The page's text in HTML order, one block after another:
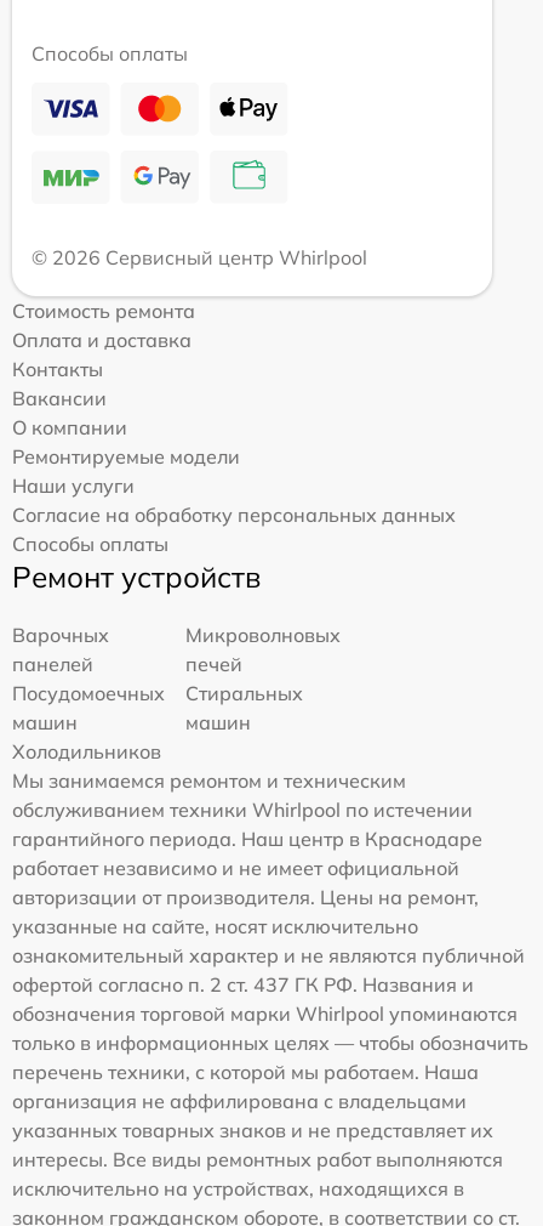
Способы оплаты
© 2026 Сервисный центр Whirlpool
Стоимость ремонта
Оплата и доставка
Контакты
Вакансии
О компании
Ремонтируемые модели
Наши услуги
Согласие на обработку персональных данных
Способы оплаты
Ремонт устройств
Варочных
панелей
Микроволновых
печей
Посудомоечных
машин
Стиральных
машин
Холодильников
Мы занимаемся ремонтом и техническим
обслуживанием техники Whirlpool по истечении
гарантийного периода. Наш центр в Краснодаре
работает независимо и не имеет официальной
авторизации от производителя. Цены на ремонт,
указанные на сайте, носят исключительно
ознакомительный характер и не являются публичной
офертой согласно п. 2 ст. 437 ГК РФ. Названия и
обозначения торговой марки Whirlpool упоминаются
только в информационных целях — чтобы обозначить
перечень техники, с которой мы работаем. Наша
организация не аффилирована с владельцами
указанных товарных знаков и не представляет их
интересы. Все виды ремонтных работ выполняются
исключительно на устройствах, находящихся в
законном гражданском обороте, в соответствии со ст.